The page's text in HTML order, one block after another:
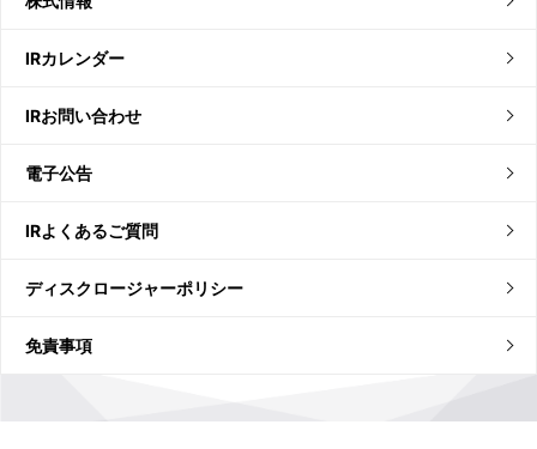
IRカレンダー
IRお問い合わせ
電子公告
IRよくあるご質問
ディスクロージャーポリシー
免責事項